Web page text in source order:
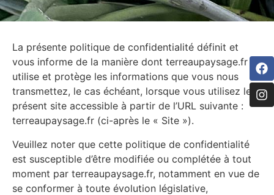
La présente politique de confidentialité définit et
vous informe de la manière dont terreaupaysage.fr
utilise et protège les informations que vous nous
transmettez, le cas échéant, lorsque vous utilisez le
présent site accessible à partir de l’URL suivante :
terreaupaysage.fr (ci-après le « Site »).
Veuillez noter que cette politique de confidentialité
est susceptible d’être modifiée ou complétée à tout
moment par terreaupaysage.fr, notamment en vue de
se conformer à toute évolution législative,